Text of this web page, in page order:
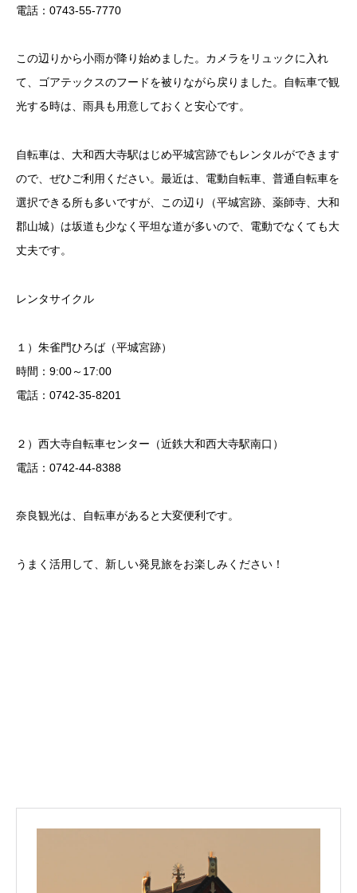
電話：0743-55-7770
この辺りから小雨が降り始めました。カメラをリュックに入れ
て、ゴアテックスのフードを被りながら戻りました。自転車で観
光する時は、雨具も用意しておくと安心です。
自転車は、大和西大寺駅はじめ平城宮跡でもレンタルができます
ので、ぜひご利用ください。最近は、電動自転車、普通自転車を
選択できる所も多いですが、この辺り（平城宮跡、薬師寺、大和
郡山城）は坂道も少なく平坦な道が多いので、電動でなくても大
丈夫です。
レンタサイクル
１）朱雀門ひろば（平城宮跡）
時間：9:00～17:00
電話：0742-35-8201
２）西大寺自転車センター（近鉄大和西大寺駅南口）
電話：0742-44-8388
奈良観光は、自転車があると大変便利です。
うまく活用して、新しい発見旅をお楽しみください！